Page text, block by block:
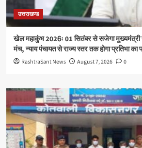
उत्तराखण्ड
खेल महाकुंभ 2026ः 01 सितंबर से सजेगा मुख्यमंत्री
मंच, न्याय पंचायत से राज्य स्तर तक होगा प्रतिभा का
RashtraSant News August 7, 2026 0